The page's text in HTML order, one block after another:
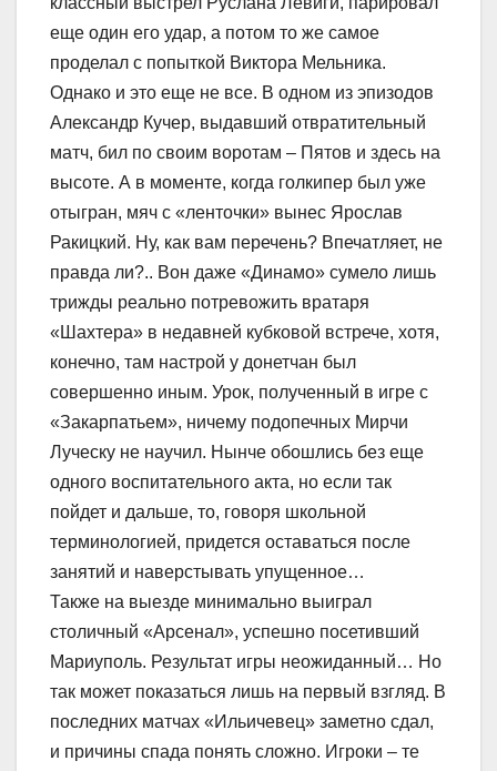
еще один его удар, а потом то же самое
проделал с попыткой Виктора Мельника.
Однако и это еще не все. В одном из эпизодов
Александр Кучер, выдавший отвратительный
матч, бил по своим воротам – Пятов и здесь на
высоте. А в моменте, когда голкипер был уже
отыгран, мяч с «ленточки» вынес Ярослав
Ракицкий. Ну, как вам перечень? Впечатляет, не
правда ли?.. Вон даже «Динамо» сумело лишь
трижды реально потревожить вратаря
«Шахтера» в недавней кубковой встрече, хотя,
конечно, там настрой у донетчан был
совершенно иным. Урок, полученный в игре с
«Закарпатьем», ничему подопечных Мирчи
Луческу не научил. Нынче обошлись без еще
одного воспитательного акта, но если так
пойдет и дальше, то, говоря школьной
терминологией, придется оставаться после
занятий и наверстывать упущенное…
Также на выезде минимально выиграл
столичный «Арсенал», успешно посетивший
Мариуполь. Результат игры неожиданный… Но
так может показаться лишь на первый взгляд. В
последних матчах «Ильичевец» заметно сдал,
и причины спада понять сложно. Игроки – те